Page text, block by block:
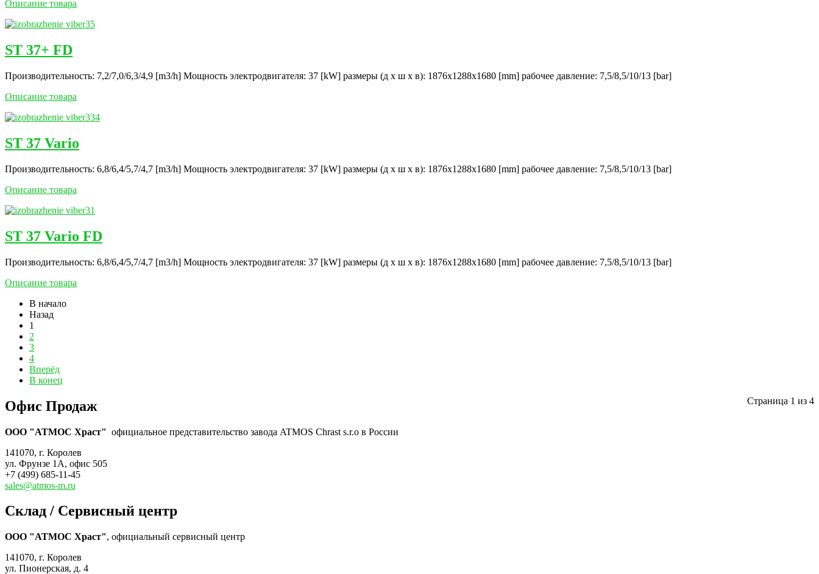
Описание товара
ST 37+ FD
Производительность: 7,2/7,0/6,3/4,9 [m3/h] Mощность электродвигателя: 37 [kW] размеры (д х ш х в): 1876x1288x1680 [mm] рабочее давление: 7,5/8,5/10/13 [bar]
Описание товара
ST 37 Vario
Производительность: 6,8/6,4/5,7/4,7 [m3/h] Mощность электродвигателя: 37 [kW] размеры (д х ш х в): 1876x1288x1680 [mm] рабочее давление: 7,5/8,5/10/13 [bar]
Описание товара
ST 37 Vario FD
Производительность: 6,8/6,4/5,7/4,7 [m3/h] Mощность электродвигателя: 37 [kW] размеры (д х ш х в): 1876x1288x1680 [mm] рабочее давление: 7,5/8,5/10/13 [bar]
Описание товара
В начало
Назад
1
2
3
4
Вперёд
В конец
Страница 1 из 4
Офис Продаж
ООО "АТМОС Храст" официальное представительство завода ATMOS Chrast s.r.o в России
141070, г. Королев
ул. Фрунзе 1А, офис 505
+7 (499) 685-11-45
sales@atmos-m.ru
Склад / Сервисный центр
ООО "АТМОС Храст", официальный сервисный центр
141070, г. Королев
ул. Пионерская, д. 4